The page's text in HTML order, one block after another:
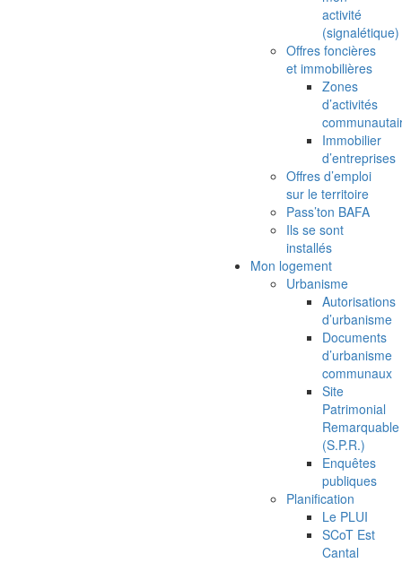
activité
(signalétique)
Offres foncières
et immobilières
Zones
d’activités
Immobilier
d’entreprises
Offres d’emploi
sur le territoire
Pass’ton BAFA
Ils se sont
installés
Mon logement
Urbanisme
Autorisations
d’urbanisme
Documents
d’urbanisme
communaux
Site
Patrimonial
Remarquable
(S.P.R.)
Enquêtes
publiques
Planification
Le PLUI
SCoT Est
Cantal